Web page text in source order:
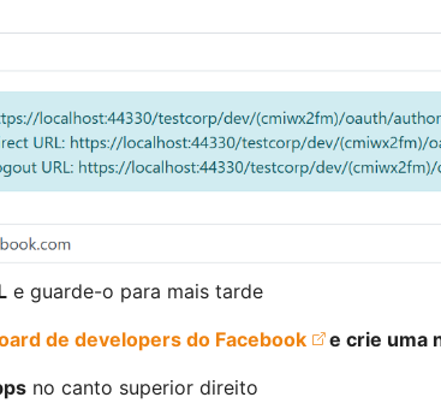
e guarde-o para mais tarde
de developers do Facebook
e crie uma
no canto superior direito